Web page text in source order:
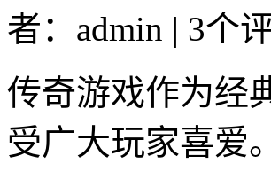
者：admin | 3个
传奇游戏作为经
受广大玩家喜爱